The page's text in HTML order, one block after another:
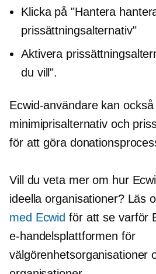
Klicka på "Hantera
prissättningsalternativ"
Aktivera
du vill".
Ecwid-användare kan
minimiprisalternativ och
för att göra
Vill du veta mer om hur
ideella organisationer? Läs
med Ecwid för att se varför
e-handelsplattformen för
välgörenhetsorganisationer